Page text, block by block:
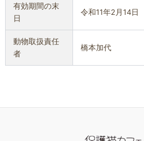
有効期間の末
日
令和11年2月14日
動物取扱責任
者
橋本加代